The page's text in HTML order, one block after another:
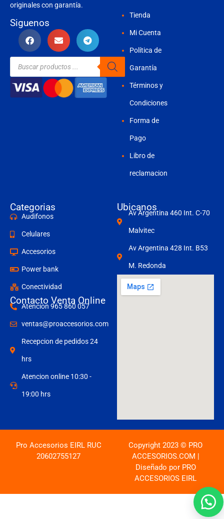
originales con garantía.
Siguenos
Búsqueda
productos
Tienda
Mi Cuenta
Política de
Garantía
Términos y
Condiciones
Forma de
Pago
Libro de
reclamacion
Categorias
Audifonos
Celulares
Accesorios
Power bank
Conectividad
Contacto Venta Online
Atencion 965 860 057
ventas@proaccesorios.com
Recepcion de pedidos 24
hrs
Atencion online 10:30 -
19:00 hrs
Ubicanos
Av Argentina 460 Int. C-70
Malvitec
Av Argentina 428 Int. B53
M. Redonda
Pro Accesorios EIRL RUC
20602755127
Copyright 2023 © PRO
ACCESORIOS.COM |
Diseñado por PRO
ACCESORIOS EIRL